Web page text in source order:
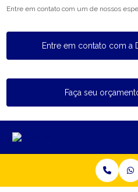
Entre em contato com um de nossos
Entre em contato com a
Faça seu